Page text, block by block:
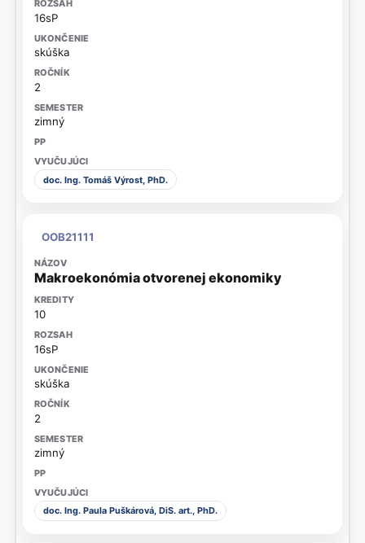
16sP
skúška
2
zimný
doc. Ing. Tomáš Výrost, PhD.
OOB21111
Makroekonómia otvorenej ekonomiky
10
16sP
skúška
2
zimný
doc. Ing. Paula Puškárová, DiS. art., PhD.